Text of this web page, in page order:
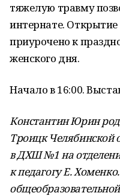
тяжелую травму
интернате. Открытие
приурочено к
женского дня.
Начало в 16:00.
Константин Юрин
Троицк Челябинской
в ДХШ №1 на
к педагогу Е.